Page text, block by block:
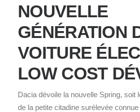
NOUVELLE
GÉNÉRATION
VOITURE
LOW COST
Dacia dévoile la nouvelle Spring, soit
de la petite citadine surélevée